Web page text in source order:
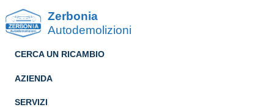
Zerbonia
Autodemolizioni
CERCA UN RICAMBIO
AZIENDA
SERVIZI